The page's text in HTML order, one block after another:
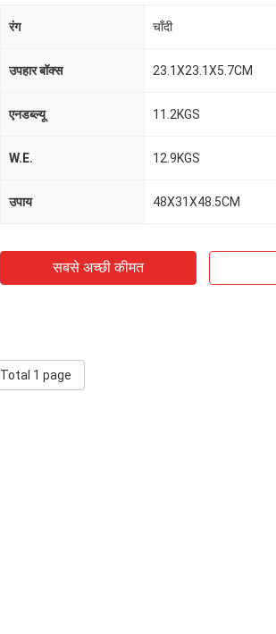
रंग चाँदी
उपहार बॉक्स 23.1X23.1X5.7CM
एनडब्ल्यू 11.2KGS
W.E. 12.9KGS
उपाय 48X31X48.5CM
सबसे अच्छी कीमत
Total 1 page